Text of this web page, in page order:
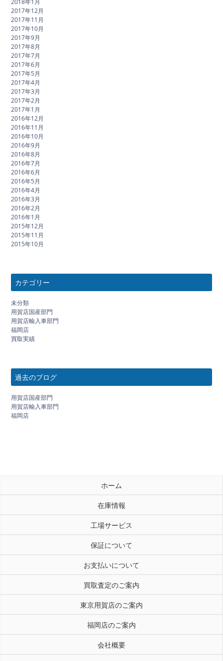
2018年1月
2017年12月
2017年11月
2017年10月
2017年9月
2017年8月
2017年7月
2017年6月
2017年5月
2017年4月
2017年3月
2017年2月
2017年1月
2016年12月
2016年11月
2016年10月
2016年9月
2016年8月
2016年7月
2016年6月
2016年5月
2016年4月
2016年3月
2016年2月
2016年1月
2015年12月
2015年11月
2015年10月
カテゴリー
未分類
用賀店国産部門
用賀店輸入車部門
福岡店
買取実績
過去のブログ
用賀店国産部門
用賀店輸入車部門
福岡店
ホーム
在庫情報
工場サービス
保証について
お支払いについて
買取査定のご案内
東京用賀店のご案内
福岡店のご案内
会社概要